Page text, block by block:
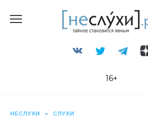
16+
НЕСЛУХИ » СЛУХИ